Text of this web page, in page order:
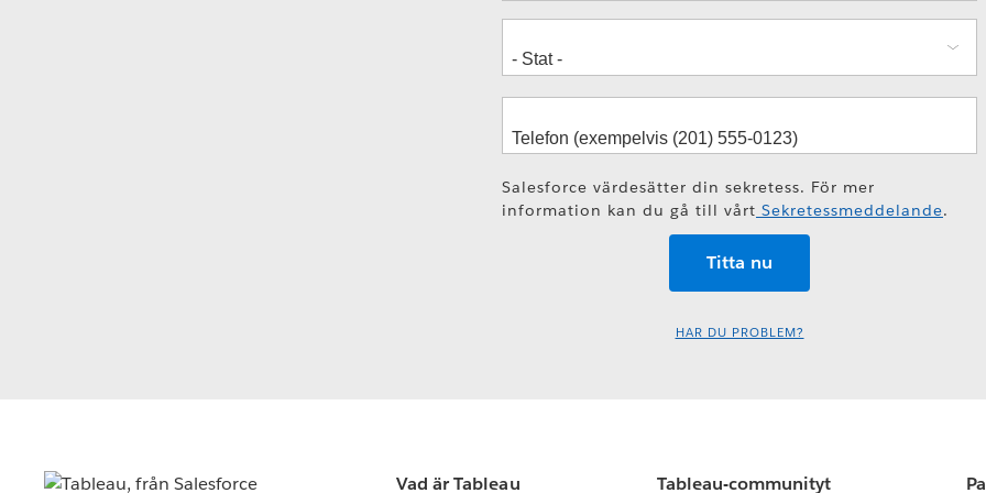
Salesforce värdesätter din sekretess. För mer
information kan du gå till vårt Sekretessmeddelande.
HAR DU PROBLEM?
Vad är Tableau Tableau-communityt